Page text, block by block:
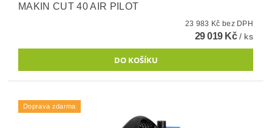
MAKIN CUT 40 AIR PILOT
23 983 Kč bez DPH
29 019 Kč/ ks
Doprava zdarma